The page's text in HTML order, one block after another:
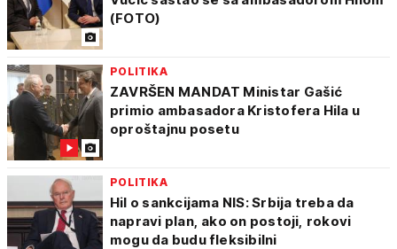
(FOTO)
POLITIKA
ZAVRŠEN MANDAT Ministar Gašić
primio ambasadora Kristofera Hila u
oproštajnu posetu
POLITIKA
Hil o sankcijama NIS: Srbija treba da
napravi plan, ako on postoji, rokovi
mogu da budu fleksibilni